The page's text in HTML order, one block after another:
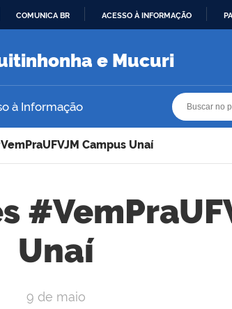
O
COMUNICA BR ACESSO À INFORMAÇÃO
e Mucuri
à Informação
Campus Unaí
Unaí
9 de maio